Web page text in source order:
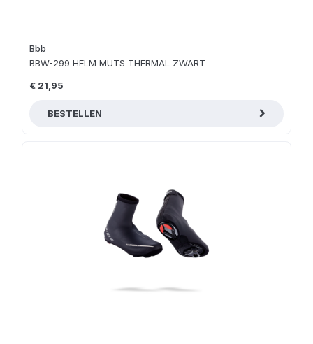
Bbb
BBW-299 HELM MUTS THERMAL ZWART
€ 21,95
BESTELLEN